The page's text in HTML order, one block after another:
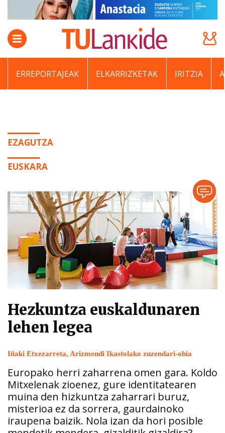
ERREPORTAJEAK ELKARRIZKETAK IRITZIA
EZAGUTZA
EUSKARA
Hezkuntza euskaldunaren
lehen legea
Iñaki Etxezarreta, Arizmendi Ikastolako zuzendari-ohia
Europako herri zaharrena omen gara. Koldo
Mitxelenak zioenez, gure identitatearen
muina den hizkuntza zaharrari buruz,
misterioa ez da sorrera, gaurdainoko
iraupena baizik. Nola izan da hori posible